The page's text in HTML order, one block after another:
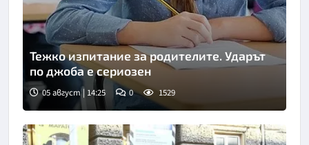
Тежко изпитание за родителите. Ударът
по джоба е сериозен
05 август | 14:25 0 1529